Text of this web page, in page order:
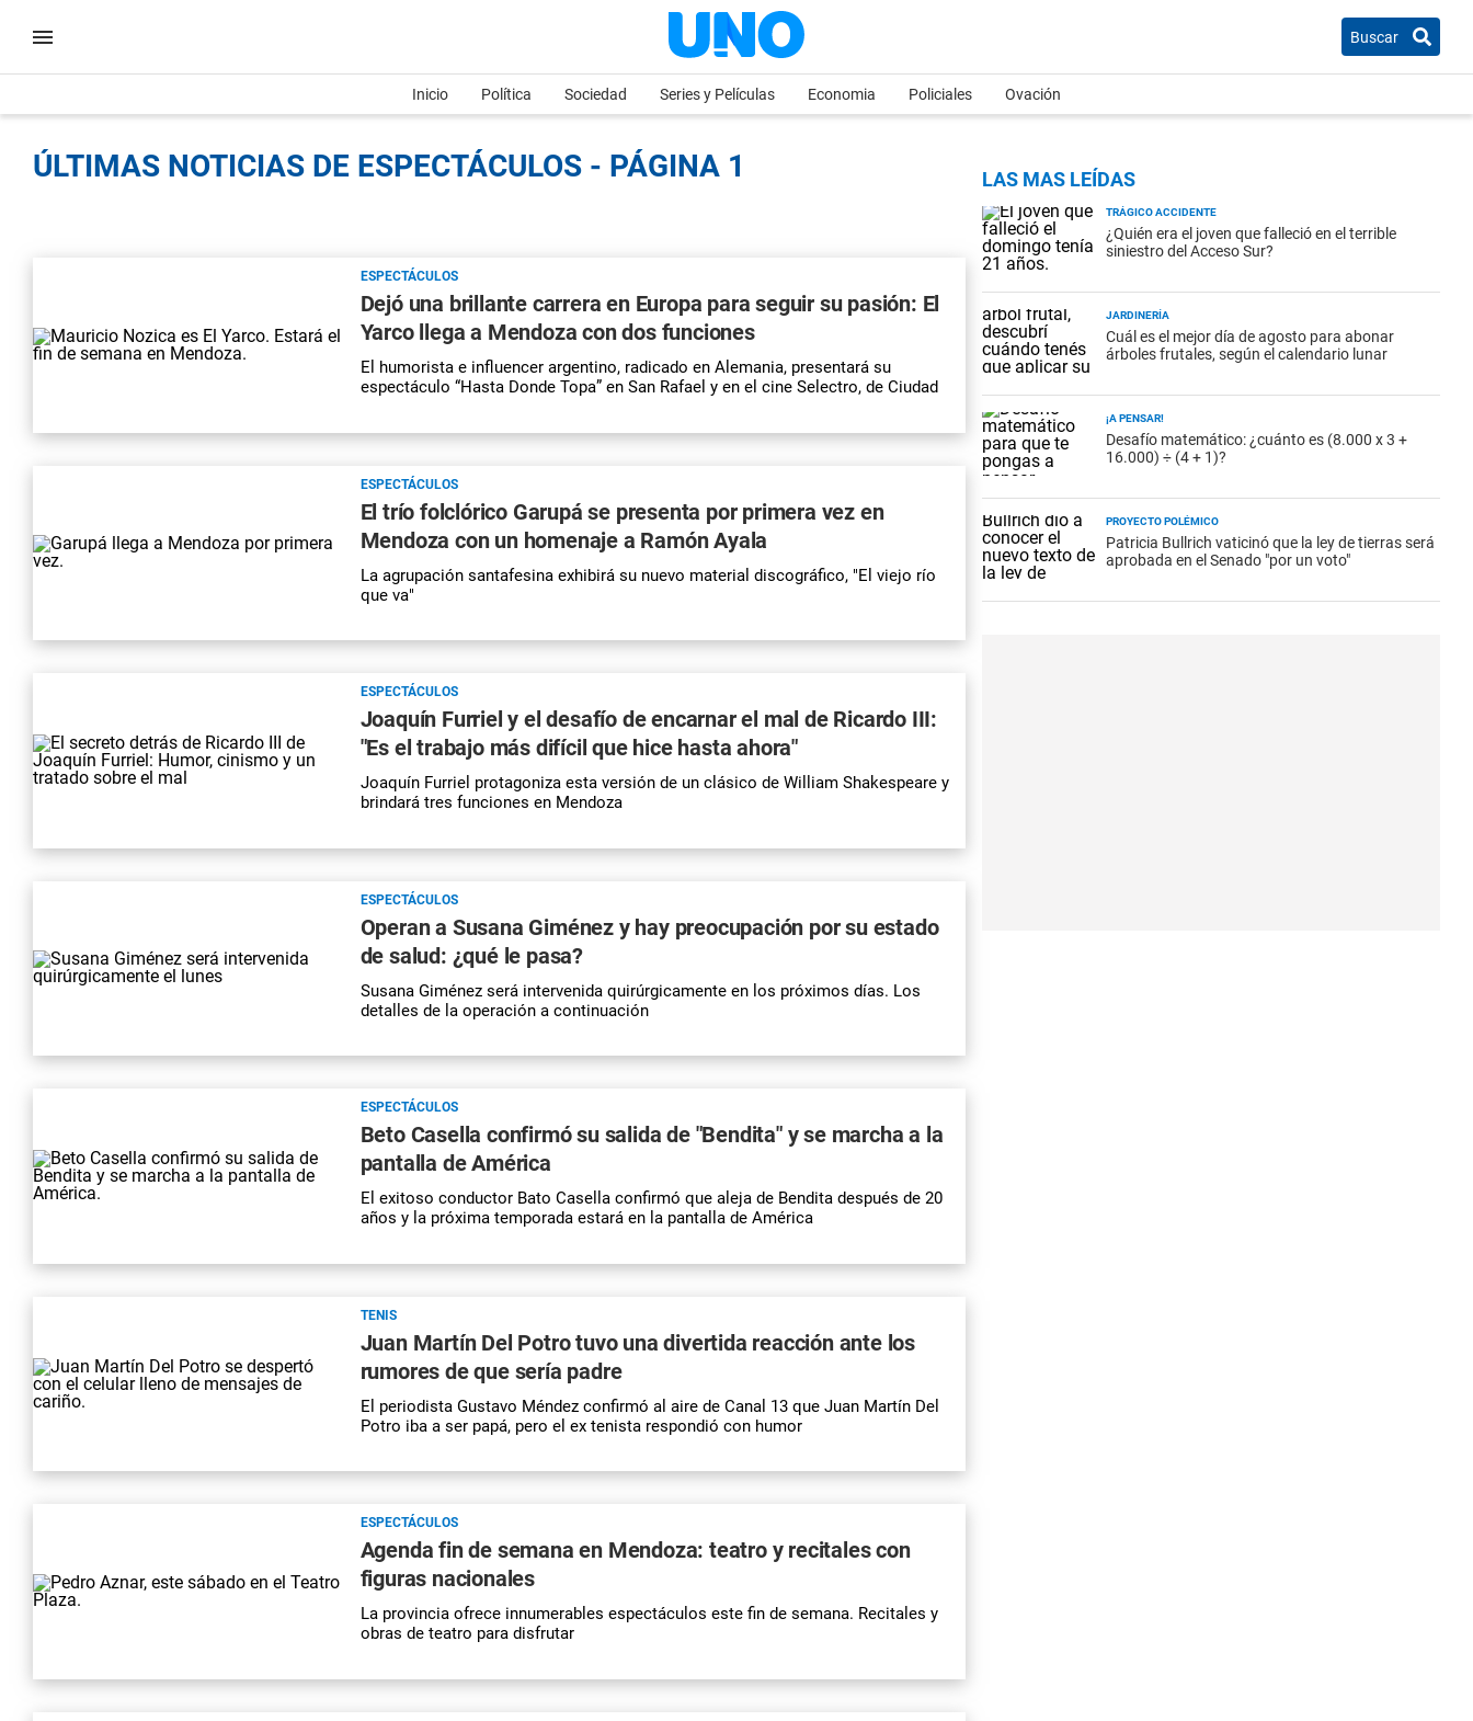
Buscar
Inicio Política Sociedad Series y Películas Economia Policiales Ovación
ÚLTIMAS NOTICIAS DE ESPECTÁCULOS - PÁGINA 1
ESPECTÁCULOS
Dejó una brillante carrera en Europa para seguir su pasión: El
Yarco llega a Mendoza con dos funciones
El humorista e influencer argentino, radicado en Alemania, presentará su
espectáculo “Hasta Donde Topa” en San Rafael y en el cine Selectro, de Ciudad
ESPECTÁCULOS
El trío folclórico Garupá se presenta por primera vez en
Mendoza con un homenaje a Ramón Ayala
La agrupación santafesina exhibirá su nuevo material discográfico, "El viejo río
que va"
ESPECTÁCULOS
Joaquín Furriel y el desafío de encarnar el mal de Ricardo III:
"Es el trabajo más difícil que hice hasta ahora"
Joaquín Furriel protagoniza esta versión de un clásico de William Shakespeare y
brindará tres funciones en Mendoza
ESPECTÁCULOS
Operan a Susana Giménez y hay preocupación por su estado
de salud: ¿qué le pasa?
Susana Giménez será intervenida quirúrgicamente en los próximos días. Los
detalles de la operación a continuación
ESPECTÁCULOS
Beto Casella confirmó su salida de "Bendita" y se marcha a la
pantalla de América
El exitoso conductor Bato Casella confirmó que aleja de Bendita después de 20
años y la próxima temporada estará en la pantalla de América
TENIS
Juan Martín Del Potro tuvo una divertida reacción ante los
rumores de que sería padre
El periodista Gustavo Méndez confirmó al aire de Canal 13 que Juan Martín Del
Potro iba a ser papá, pero el ex tenista respondió con humor
ESPECTÁCULOS
Agenda fin de semana en Mendoza: teatro y recitales con
figuras nacionales
La provincia ofrece innumerables espectáculos este fin de semana. Recitales y
obras de teatro para disfrutar
LAS MAS LEÍDAS
TRÁGICO ACCIDENTE
¿Quién era el joven que falleció en el terrible
siniestro del Acceso Sur?
JARDINERÍA
Cuál es el mejor día de agosto para abonar
árboles frutales, según el calendario lunar
¡A PENSAR!
Desafío matemático: ¿cuánto es (8.000 x 3 +
16.000) ÷ (4 + 1)?
PROYECTO POLÉMICO
Patricia Bullrich vaticinó que la ley de tierras será
aprobada en el Senado "por un voto"